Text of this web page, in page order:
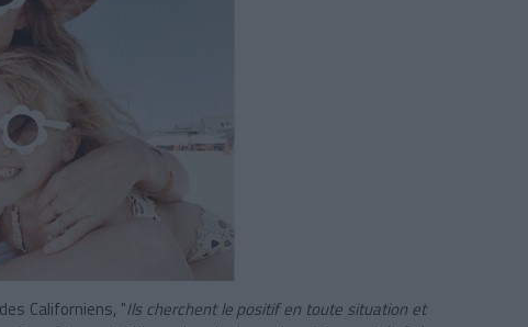
Californiens, "Ils cherchent le positif en toute situation et